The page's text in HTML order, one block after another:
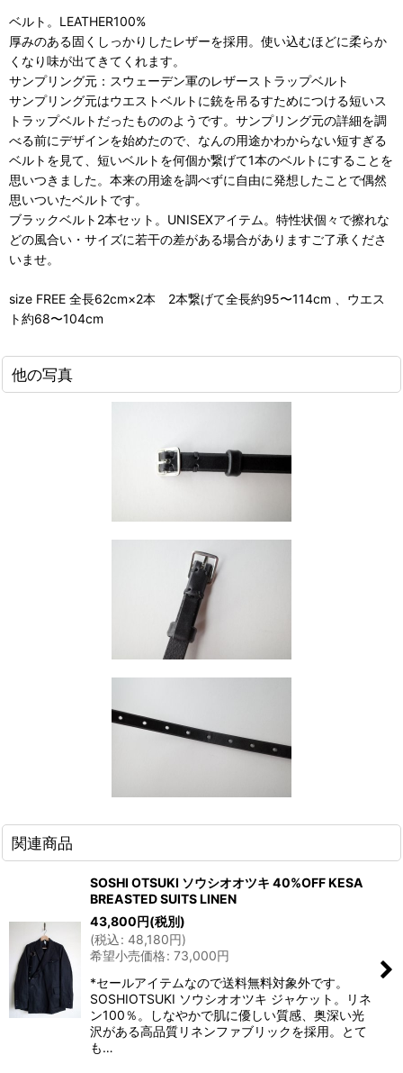
ベルト。LEATHER100%
厚みのある固くしっかりしたレザーを採用。使い込むほどに柔らか
くなり味が出てきてくれます。
サンプリング元：スウェーデン軍のレザーストラップベルト
サンプリング元はウエストベルトに銃を吊るすためにつける短いス
トラップベルトだったもののようです。サンプリング元の詳細を調
べる前にデザインを始めたので、なんの用途かわからない短すぎる
ベルトを見て、短いベルトを何個か繋げて1本のベルトにすることを
思いつきました。本来の用途を調べずに自由に発想したことで偶然
思いついたベルトです。
ブラックベルト2本セット。UNISEXアイテム。特性状個々で擦れな
どの風合い・サイズに若干の差がある場合がありますご了承くださ
いませ。
size FREE 全長62cm×2本 2本繋げて全長約95〜114cm 、ウエス
ト約68〜104cm
他の写真
関連商品
SOSHI OTSUKI ソウシオオツキ 40%OFF KESA
BREASTED SUITS LINEN
43,800円(税別)
(税込: 48,180円)
希望小売価格: 73,000円
*セールアイテムなので送料無料対象外です。
SOSHIOTSUKI ソウシオオツキ ジャケット。リネ
ン100％。しなやかで肌に優しい質感、奥深い光
沢がある高品質リネンファブリックを採用。とて
も…